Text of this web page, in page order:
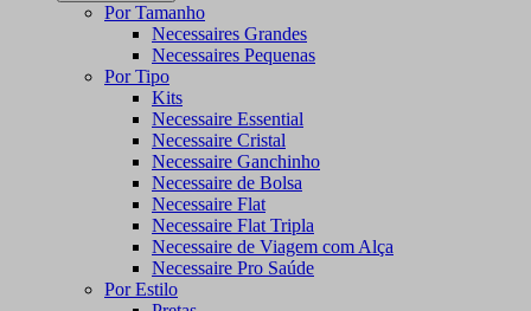
Por Tamanho
Necessaires Grandes
Necessaires Pequenas
Por Tipo
Kits
Necessaire Essential
Necessaire Cristal
Necessaire Ganchinho
Necessaire de Bolsa
Necessaire Flat
Necessaire Flat Tripla
Necessaire de Viagem com Alça
Necessaire Pro Saúde
Por Estilo